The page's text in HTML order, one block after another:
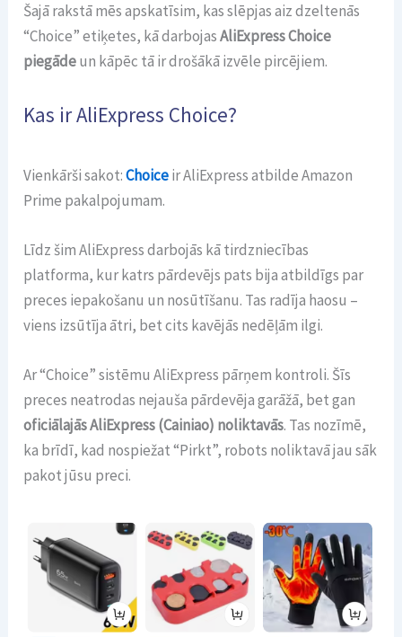
Šajā rakstā mēs apskatīsim, kas slēpjas aiz dzeltenās
“Choice” etiķetes, kā darbojasAliExpress Choice
piegādeun kāpēc tā ir drošākā izvēle pircējiem.
Kas ir AliExpress Choice?
Vienkārši sakot:Choiceir AliExpress atbilde Amazon
Prime pakalpojumam.
Līdz šim AliExpress darbojās kā tirdzniecības
platforma, kur katrs pārdevējs pats bija atbildīgs par
preces iepakošanu un nosūtīšanu. Tas radīja haosu –
viens izsūtīja ātri, bet cits kavējās nedēļām ilgi.
Ar “Choice” sistēmu AliExpress pārņem kontroli. Šīs
preces neatrodas nejauša pārdevēja garāžā, bet gan
oficiālajās AliExpress (Cainiao) noliktavās. Tas nozīmē,
ka brīdī, kad nospiežat “Pirkt”, robots noliktavā jau sāk
pakot jūsu preci.